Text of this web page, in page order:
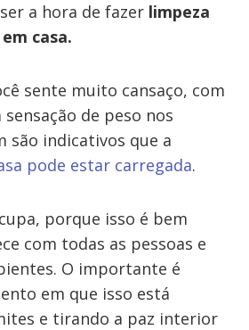
a hora de fazer limpeza
casa.
sente muito cansaço, com
de peso nos
são indicativos que a
pode estar carregada.
porque isso é bem
com todas as pessoas e
O importante é
em que isso está
e tirando a paz interior